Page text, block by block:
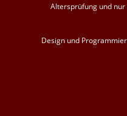
Altersprüfung und
Design und